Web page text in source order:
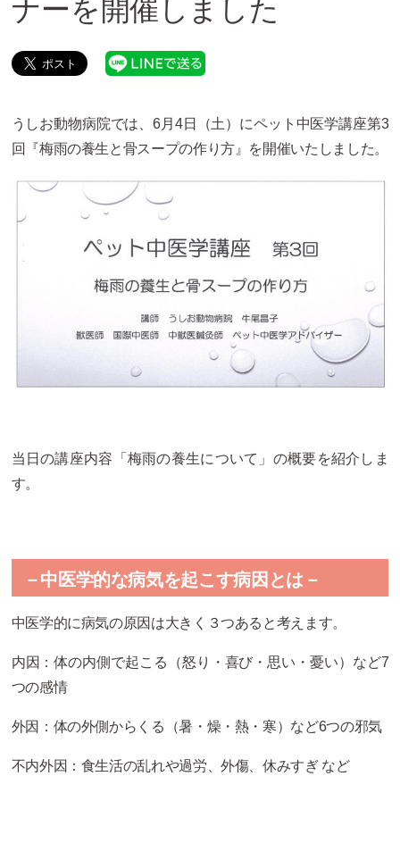
ナーを開催しました
うしお動物病院では、6月4日（土）にペット中医学講座第3
回『梅雨の養生と骨スープの作り方』を開催いたしました。
当日の講座内容「梅雨の養生について」の概要を紹介しま
す。
－中医学的な病気を起こす病因とは－
中医学的に病気の原因は大きく３つあると考えます。
内因：体の内側で起こる（怒り・喜び・思い・憂い）など7
つの感情
外因：体の外側からくる（暑・燥・熱・寒）など6つの邪気
不内外因：食生活の乱れや過労、外傷、休みすぎ など